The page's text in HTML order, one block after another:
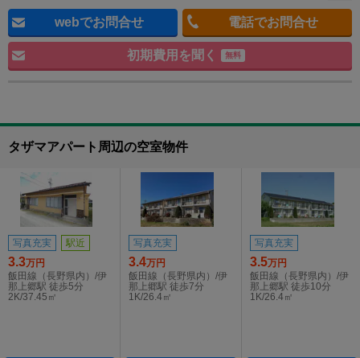
webでお問合せ 電話でお問合せ
初期費用を聞く 無料
タザマアパート周辺の空室物件
写真充実 駅近
3.3万円
飯田線（長野県内）/伊
那上郷駅 徒歩5分
2K/37.45㎡
写真充実
3.4万円
飯田線（長野県内）/伊
那上郷駅 徒歩7分
1K/26.4㎡
写真充実
3.5万円
飯田線（長野県内）/伊
那上郷駅 徒歩10分
1K/26.4㎡